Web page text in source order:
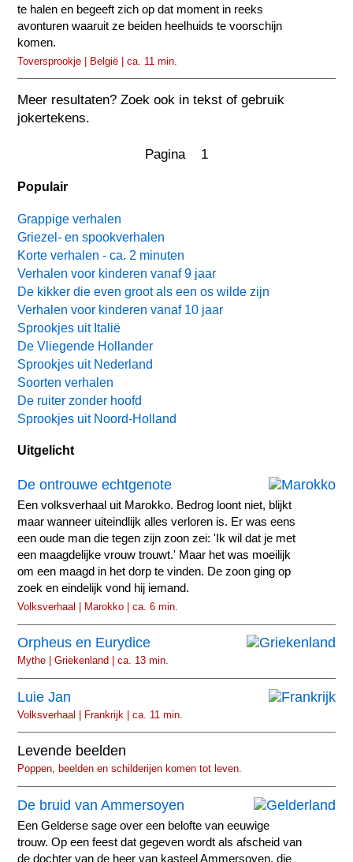
te halen en begeeft zich op dat moment in reeks
avonturen waaruit ze beiden heelhuids te voorschijn
komen.
Toversprookje | België | ca. 11 min.
Meer resultaten? Zoek ook in tekst of gebruik
jokertekens.
Pagina 1
Populair
Grappige verhalen
Griezel- en spookverhalen
Korte verhalen - ca. 2 minuten
Verhalen voor kinderen vanaf 9 jaar
De kikker die even groot als een os wilde zijn
Verhalen voor kinderen vanaf 10 jaar
Sprookjes uit Italië
De Vliegende Hollander
Sprookjes uit Nederland
Soorten verhalen
De ruiter zonder hoofd
Sprookjes uit Noord-Holland
Uitgelicht
De ontrouwe echtgenote
Een volksverhaal uit Marokko. Bedrog loont niet, blijkt
maar wanneer uiteindlijk alles verloren is. Er was eens
een oude man die tegen zijn zoon zei: 'Ik wil dat je met
een maagdelijke vrouw trouwt.' Maar het was moeilijk
om een maagd in het dorp te vinden. De zoon ging op
zoek en eindelijk vond hij iemand.
Volksverhaal | Marokko | ca. 6 min.
Orpheus en Eurydice
Mythe | Griekenland | ca. 13 min.
Luie Jan
Volksverhaal | Frankrijk | ca. 11 min.
Levende beelden
Poppen, beelden en schilderijen komen tot leven.
De bruid van Ammersoyen
Een Gelderse sage over een belofte van eeuwige
trouw. Op een feest dat gegeven wordt als afscheid van
de dochter van de heer van kasteel Ammersoyen, die